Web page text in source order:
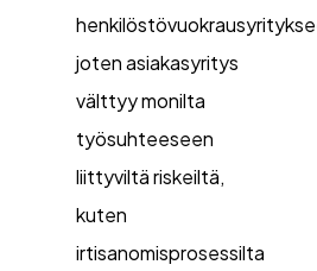
joten asiakasyritys
välttyy monilta
työsuhteeseen
liittyviltä riskeiltä,
kuten
irtisanomisprosessilta